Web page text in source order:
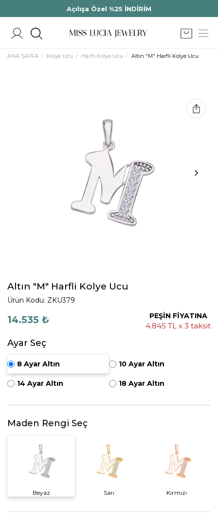
Açılışa Özel %25 İNDİRİM
ANA SAYFA Kolye Ucu Harfli Kolye Ucu Altın "M" Harfli Kolye Ucu
Altın "M" Harfli Kolye Ucu
Ürün Kodu: ZKU379
14.535 ₺ PEŞİN FİYATINA
4.845 TL x 3 taksit
Ayar Seç
8 Ayar Altın 10 Ayar Altın
14 Ayar Altın 18 Ayar Altın
Maden Rengi Seç
Beyaz Sarı Kırmızı